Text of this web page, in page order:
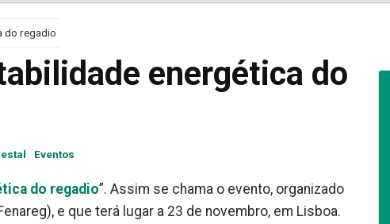
do regadio
energética do
Eventos
do regadio”. Assim se chama o evento, organizado
e que terá lugar a 23 de novembro, em Lisboa.